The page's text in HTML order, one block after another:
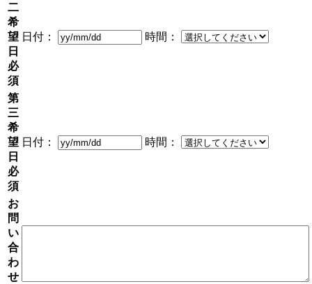
二
希
望
日
必
須
日付： 時間：
第
三
希
望
日
必
須
日付： 時間：
お
問
い
合
わ
せ